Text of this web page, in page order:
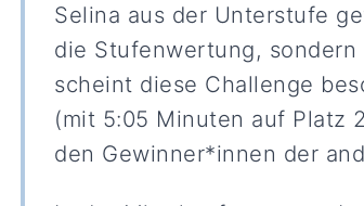
Selina aus der Unterstufe
die Stufenwertung,
scheint diese Challenge
(mit 5:05 Minuten auf Platz
den Gewinner*innen der